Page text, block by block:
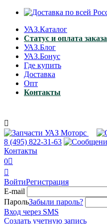
УАЗ.Каталог
Статус и оплата заказа
УАЗ.Блог
УАЗ.Бонус
Где купить
Доставка
Опт
Контакты

8 (495) 822-31-63
Контакты
0

ВойтиРегистрация
E-mail
ПарольЗабыли пароль?
Вход через SMS
Создать учетную запись